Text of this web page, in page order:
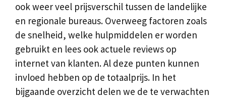
ook weer veel prijsverschil tussen de landelijke
en regionale bureaus. Overweeg factoren zoals
de snelheid, welke hulpmiddelen er worden
gebruikt en lees ook actuele reviews op
internet van klanten. Al deze punten kunnen
invloed hebben op de totaalprijs. In het
bijgaande overzicht delen we de te verwachten